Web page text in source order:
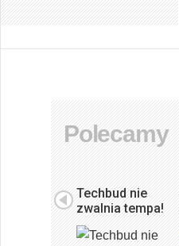
Polecamy
Techbud nie
zwalnia tempa!